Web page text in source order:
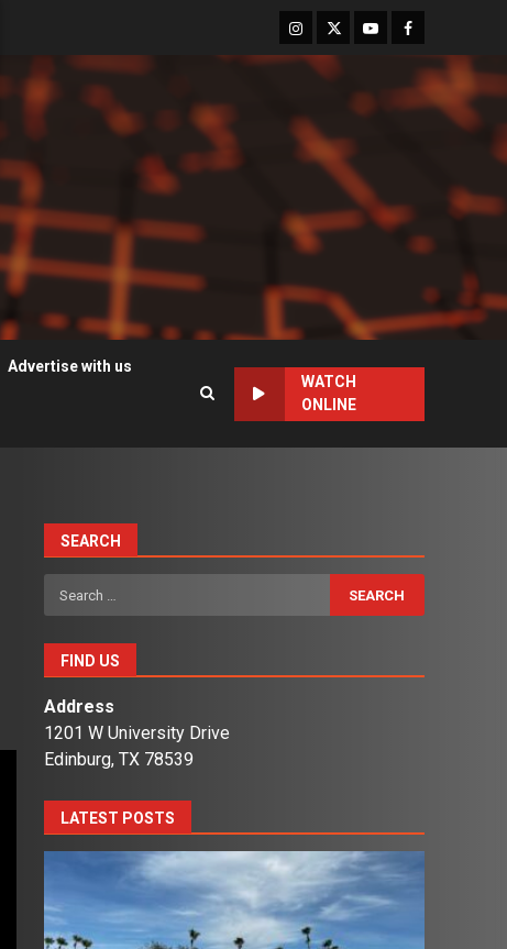
Instagram
TwitterYoutubeFacebook
Advertise with us
WATCH
ONLINE
SEARCH
Search
for:
FIND US
Address
1201 W University Drive
Edinburg, TX 78539
LATEST POSTS